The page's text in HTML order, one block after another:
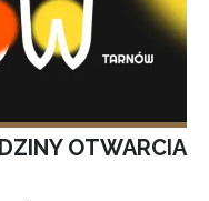
OTWARCIA